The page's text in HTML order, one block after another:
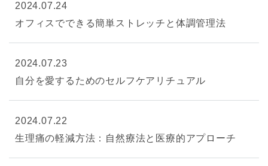
2024.07.24
オフィスでできる簡単ストレッチと体調管理法
2024.07.23
自分を愛するためのセルフケアリチュアル
2024.07.22
生理痛の軽減方法：自然療法と医療的アプローチ